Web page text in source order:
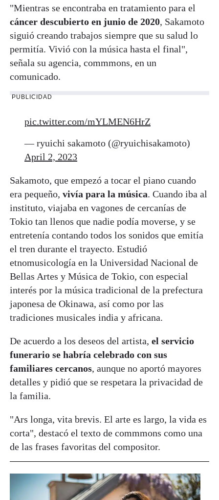
"Mientras se encontraba en tratamiento para el
cáncer descubierto en junio de 2020, Sakamoto
siguió creando trabajos siempre que su salud lo
permitía. Vivió con la música hasta el final",
señala su agencia, commmons, en un
comunicado.
PUBLICIDAD
pic.twitter.com/mYLMEN6HrZ
— ryuichi sakamoto (@ryuichisakamoto)
April 2, 2023
Sakamoto, que empezó a tocar el piano cuando
era pequeño, vivía para la música. Cuando iba al
instituto, viajaba en vagones de cercanías de
Tokio tan llenos que nadie podía moverse, y se
entretenía contando todos los sonidos que emitía
el tren durante el trayecto. Estudió
etnomusicología en la Universidad Nacional de
Bellas Artes y Música de Tokio, con especial
interés por la música tradicional de la prefectura
japonesa de Okinawa, así como por las
tradiciones musicales india y africana.
De acuerdo a los deseos del artista, el servicio
funerario se habría celebrado con sus
familiares cercanos, aunque no aportó mayores
detalles y pidió que se respetara la privacidad de
la familia.
"Ars longa, vita brevis. El arte es largo, la vida es
corta", destacó el texto de commmons como una
de las frases favoritas del compositor.